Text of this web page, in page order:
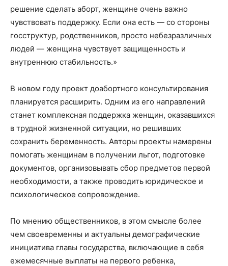
решение сделать аборт, женщине очень важно
чувствовать поддержку. Если она есть — со стороны
госструктур, родственников, просто небезразличных
людей — женщина чувствует защищенность и
внутреннюю стабильность.»
В новом году проект доабортного консультирования
планируется расширить. Одним из его направлений
станет комплексная поддержка женщин, оказавшихся
в трудной жизненной ситуации, но решивших
сохранить беременность. Авторы проекты намерены
помогать женщинам в получении льгот, подготовке
документов, организовывать сбор предметов первой
необходимости, а также проводить юридическое и
психологическое сопровождение.
По мнению общественников, в этом смысле более
чем своевременны и актуальны демографические
инициатива главы государства, включающие в себя
ежемесячные выплаты на первого ребенка,